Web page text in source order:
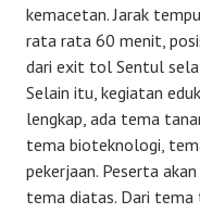
kemacetan. Jarak
rata rata 60 menit,
dari exit tol Sentul
Selain itu, kegiatan
lengkap, ada tema
tema bioteknologi,
pekerjaan. Peserta
tema diatas. Dari